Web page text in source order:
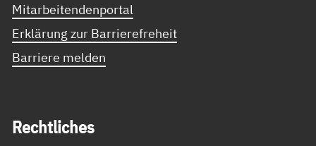
Mitarbeitendenportal
Erklärung zur Barrierefreheit
Barriere melden
Recht­li­ches